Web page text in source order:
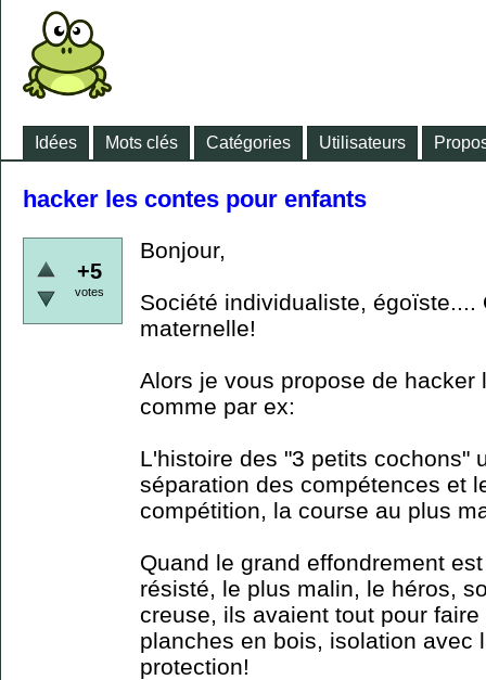
Idées Mots clés Catégories Utilisateurs
hacker les contes pour enfants
+5
votes
Bonjour,
Société individualiste, égoïste....
maternelle!
Alors je vous propose de hacker
comme par ex:
L'histoire des "3 petits cochons"
séparation des compétences et
compétition, la course au plus
Quand le grand effondrement
résisté, le plus malin, le héros,
creuse, ils avaient tout pour
planches en bois, isolation avec
protection!